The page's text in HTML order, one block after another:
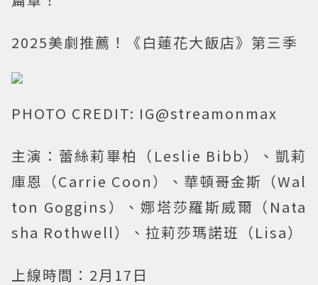
2025美劇推薦！《白蓮花大飯店》第三季
PHOTO CREDIT: IG@streamonmax
主演：蕾絲莉畢柏（Leslie Bibb）、凱莉
庫恩（Carrie Coon）、華頓哥金斯（Wal
ton Goggins）、娜塔莎羅斯威爾（Nata
sha Rothwell）、拉莉莎瑪諾班（Lisa）
上線時間：2月17日